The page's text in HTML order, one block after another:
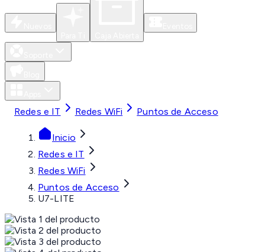
Redes e IT Redes WiFi Puntos de Acceso
Inicio
Redes e IT
Redes WiFi
Puntos de Acceso
U7-LITE